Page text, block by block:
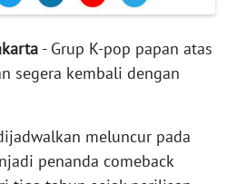
- Grup K-pop papan atas
segera kembali dengan
meluncur pada
penanda comeback